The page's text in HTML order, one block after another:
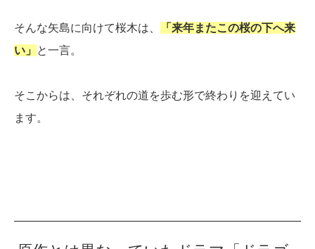
そんな矢島に向けて桜木は、
「来年またこの桜の下へ来
い」
と一言。
そこからは、それぞれの道を歩む形で終わりを迎えてい
ます。